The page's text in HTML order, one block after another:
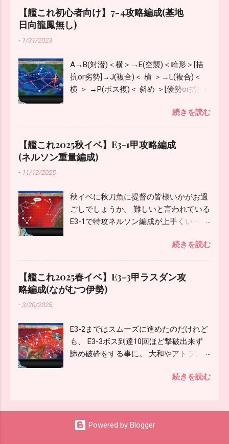
【艦これ初心者向け】7-4攻略編成(基地
日向龍鳳無し)
- 1/31/2023
A→B(対潜)＜横＞→E(空襲)＜輪形＞[拮
抗or劣勢]→J(複合)＜ 横 ＞→L(複合)＜
横 ＞ →P(ボス複)＜ 斜め ＞[優勢or拮抗]
戦2機を空襲マスやボスマスに)と日向改
二、龍鳳改二戊を使用していますが、基
地が未開放で日向改二や龍鳳改二戊が無
い場合の編成について検証してみまし
た。 JマスLマスは潜水艦が残って大破
りに斜めにしています。 複縦より安定す
る感じではありますがうまくいかない場
合は複縦も検討。 どのみちカットインが
艦を入れて被弾2巡するよりも、カット
イン艦温存で戦艦無しの方が良さげで
す。 編成 削り時 - 護衛空母2雷巡1駆逐3
護衛空母に先制対潜と制空要員、T字不
に関しては対潜1以上の艦攻でOK。 北上
に魚雷カットイン、フィニッシャー役
を、 駆逐に対空カットイン、対潜、連撃
&先制対潜、魚雷カットインなど、 フレ
空電探も検討。 フレッチャーやジョンス
トンが居ない場合は秋月型を対空カット
続きを読む
【艦これ2025秋イベ】E3-1甲攻略編成
(ネルソン重量編成)
- 11/12/2025
秋イベに秋刀魚に提督の皆様いかがお過
ごしでしょうか。 難しいと言われている
E3-1で特攻ネルソン編成が上手くいった
E(対潜)→F(能動)→H(空襲)→I(対
潜)→J(水上)→K(水上)→M(ボス) 最短よ
り潜水マスが一戦増えますが、戦力を大
幅に上げる事ができるので、 無理に最短
にしない方が良いと思います。 空母機動
第一艦隊 - 戦艦2正空3重巡1 艦載機パズ
ルを適当に。 空母には射撃回避のある艦
載機をひとつは持たせました。 第一の制
ラスダン、強編成だと拮抗。 (制空シュ
二、基地合わせて630↑で優勢に。 タッ
チ3発目の重巡ヒューストンの攻撃もラ
続きを読む
【艦これ2025春イベ】E3-3甲ラスダン攻
略編成(ながむつ伊勢)
-3/20/2025
E3-2まではスムーズに進めたのだけれど
も、 E3-3ボス到達10回ほど撃破出来ず
諦め破砕をする事に。 大和やアトランタ
たが、そこまでの難易度では無いと判断
況では、 タッチがボスに1、2発刺して
続きを読む
Powered by Blogger